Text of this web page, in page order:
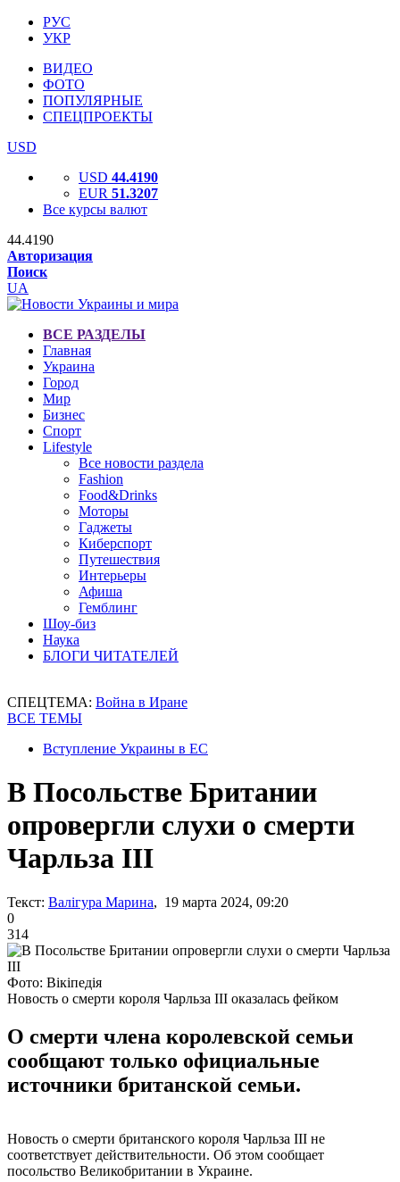
РУС
УКР
ВИДЕО
ФОТО
ПОПУЛЯРНЫЕ
СПЕЦПРОЕКТЫ
USD
USD 44.4190
EUR 51.3207
Все курсы валют
44.4190
Авторизация
Поиск
UA
ВСЕ РАЗДЕЛЫ
Главная
Украина
Город
Мир
Бизнес
Спорт
Lifestyle
Все новости раздела
Fashion
Food&Drinks
Моторы
Гаджеты
Киберспорт
Путешествия
Интерьеры
Афиша
Гемблинг
Шоу-биз
Наука
БЛОГИ ЧИТАТЕЛЕЙ
СПЕЦТЕМА: Война в Иране
ВСЕ ТЕМЫ
Вступление Украины в ЕС
В Посольстве Британии
опровергли слухи о смерти
Чарльза ІІІ
Текст: Валігура Марина, 19 марта 2024, 09:20
0
314
Фото: Вікіпедія
Новость о смерти короля Чарльза ІІІ оказалась фейком
О смерти члена королевской семьи
сообщают только официальные
источники британской семьи.
Новость о смерти британского короля Чарльза ІІІ не
соответствует действительности. Об этом сообщает
посольство Великобритании в Украине.